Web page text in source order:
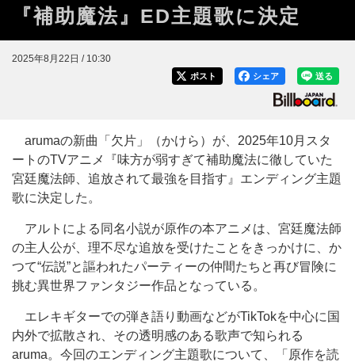
『補助魔法』ED主題歌に決定
2025年8月22日 / 10:30
送る
シェア
ポスト
arumaの新曲「欠片」（かけら）が、2025年10月スタ
ートのTVアニメ『味方が弱すぎて補助魔法に徹していた
宮廷魔法師、追放されて最強を目指す』エンディング主題
歌に決定した。
アルトによる同名小説が原作の本アニメは、宮廷魔法師
の主人公が、理不尽な追放を受けたことをきっかけに、か
つて“伝説”と謳われたパーティーの仲間たちと再び冒険に
挑む異世界ファンタジー作品となっている。
エレキギターでの弾き語り動画などがTikTokを中心に国
内外で拡散され、その透明感のある歌声で知られる
aruma。今回のエンディング主題歌について、「原作を読